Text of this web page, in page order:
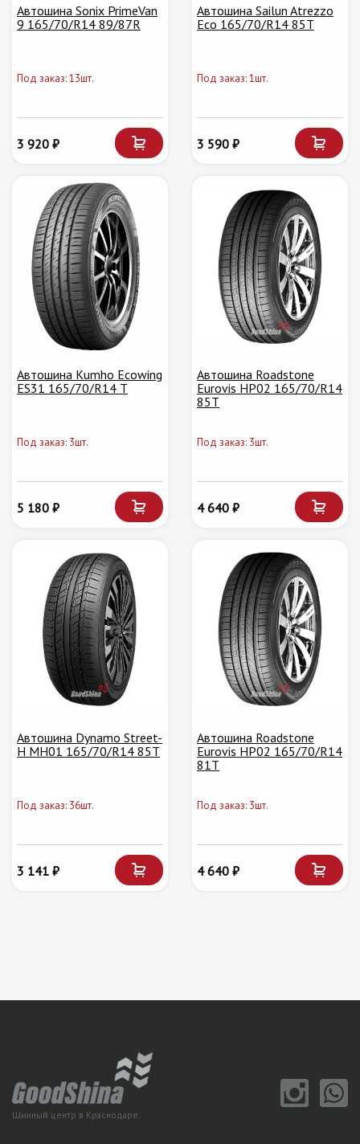
Автошина Sonix PrimeVan
9 165/70/R14 89/87R
Под заказ: 13шт.
3 920 ₽
Автошина Sailun Atrezzo
Eco 165/70/R14 85T
Под заказ: 1шт.
3 590 ₽
Автошина Kumho Ecowing
ES31 165/70/R14 T
Под заказ: 3шт.
5 180 ₽
Автошина Roadstone
Eurovis HP02 165/70/R14
85T
Под заказ: 3шт.
4 640 ₽
Автошина Dynamo Street-
H MH01 165/70/R14 85T
Под заказ: 36шт.
3 141 ₽
Автошина Roadstone
Eurovis HP02 165/70/R14
81T
Под заказ: 3шт.
4 640 ₽
Шинный центр в Краснодаре